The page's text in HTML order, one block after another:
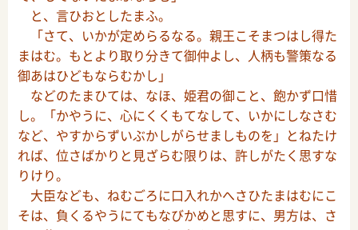
と、言ひおとしたまふ。
「さて、いかが定めらるなる。親王こそまつはし得た
まはむ。もとより取り分きて御仲よし、人柄も警策なる
御あはひどもならむかし」
などのたまひては、なほ、姫君の御こと、飽かず口惜
し。「かやうに、心にくくもてなして、いかにしなさむ
など、やすからずいぶかしがらせましものを」とねたけ
れば、位さばかりと見ざらむ限りは、許しがたく思すな
りけり。
大臣なども、ねむごろに口入れかへさひたまはむにこ
そは、負くるやうにてもなびかめと思すに、男方は、さ